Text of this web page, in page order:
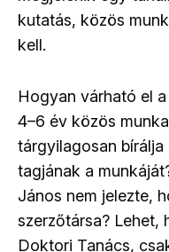
kutatás, közös
kell.
Hogyan várható el
4–6 év közös
tárgyilagosan bírálja
tagjának a
János nem jelezte,
szerzőtársa? Lehet,
Doktori Tanács,